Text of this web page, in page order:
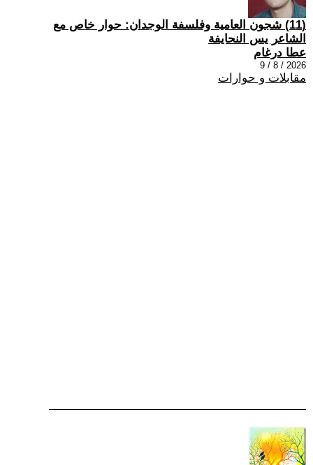
(11) شجون العامية وفلسفة الوجدان: حوار خاص مع
الشاعر يس النحايفة
عطا درغام
2026 / 8 / 9
مقابلات و حوارات